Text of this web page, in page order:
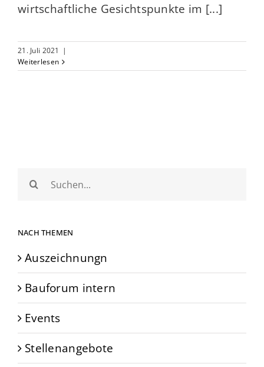
wirtschaftliche Gesichtspunkte im [...]
21. Juli 2021
|
Weiterlesen
Suche
nach:
NACH THEMEN
Auszeichnungn
Bauforum intern
Events
Stellenangebote